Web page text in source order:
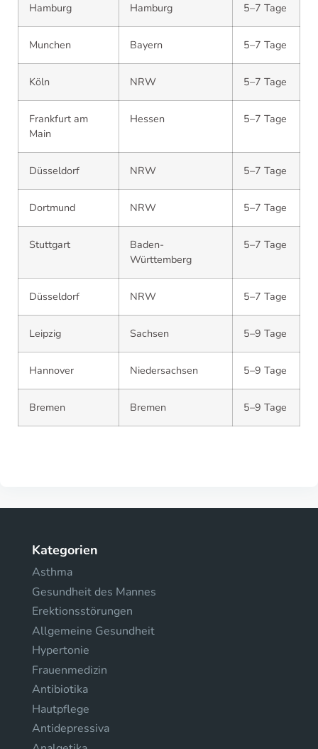
Hamburg Hamburg 5–7 Tage
Munchen Bayern 5–7 Tage
Köln NRW 5–7 Tage
Frankfurt am
Main
Hessen 5–7 Tage
Düsseldorf NRW 5–7 Tage
Dortmund NRW 5–7 Tage
Stuttgart
Baden-
Württemberg
5–7 Tage
Düsseldorf NRW 5–7 Tage
Leipzig Sachsen 5–9 Tage
Hannover Niedersachsen 5–9 Tage
Bremen Bremen 5–9 Tage
Kategorien
Asthma
Gesundheit des Mannes
Erektionsstörungen
Allgemeine Gesundheit
Hypertonie
Frauenmedizin
Antibiotika
Hautpflege
Antidepressiva